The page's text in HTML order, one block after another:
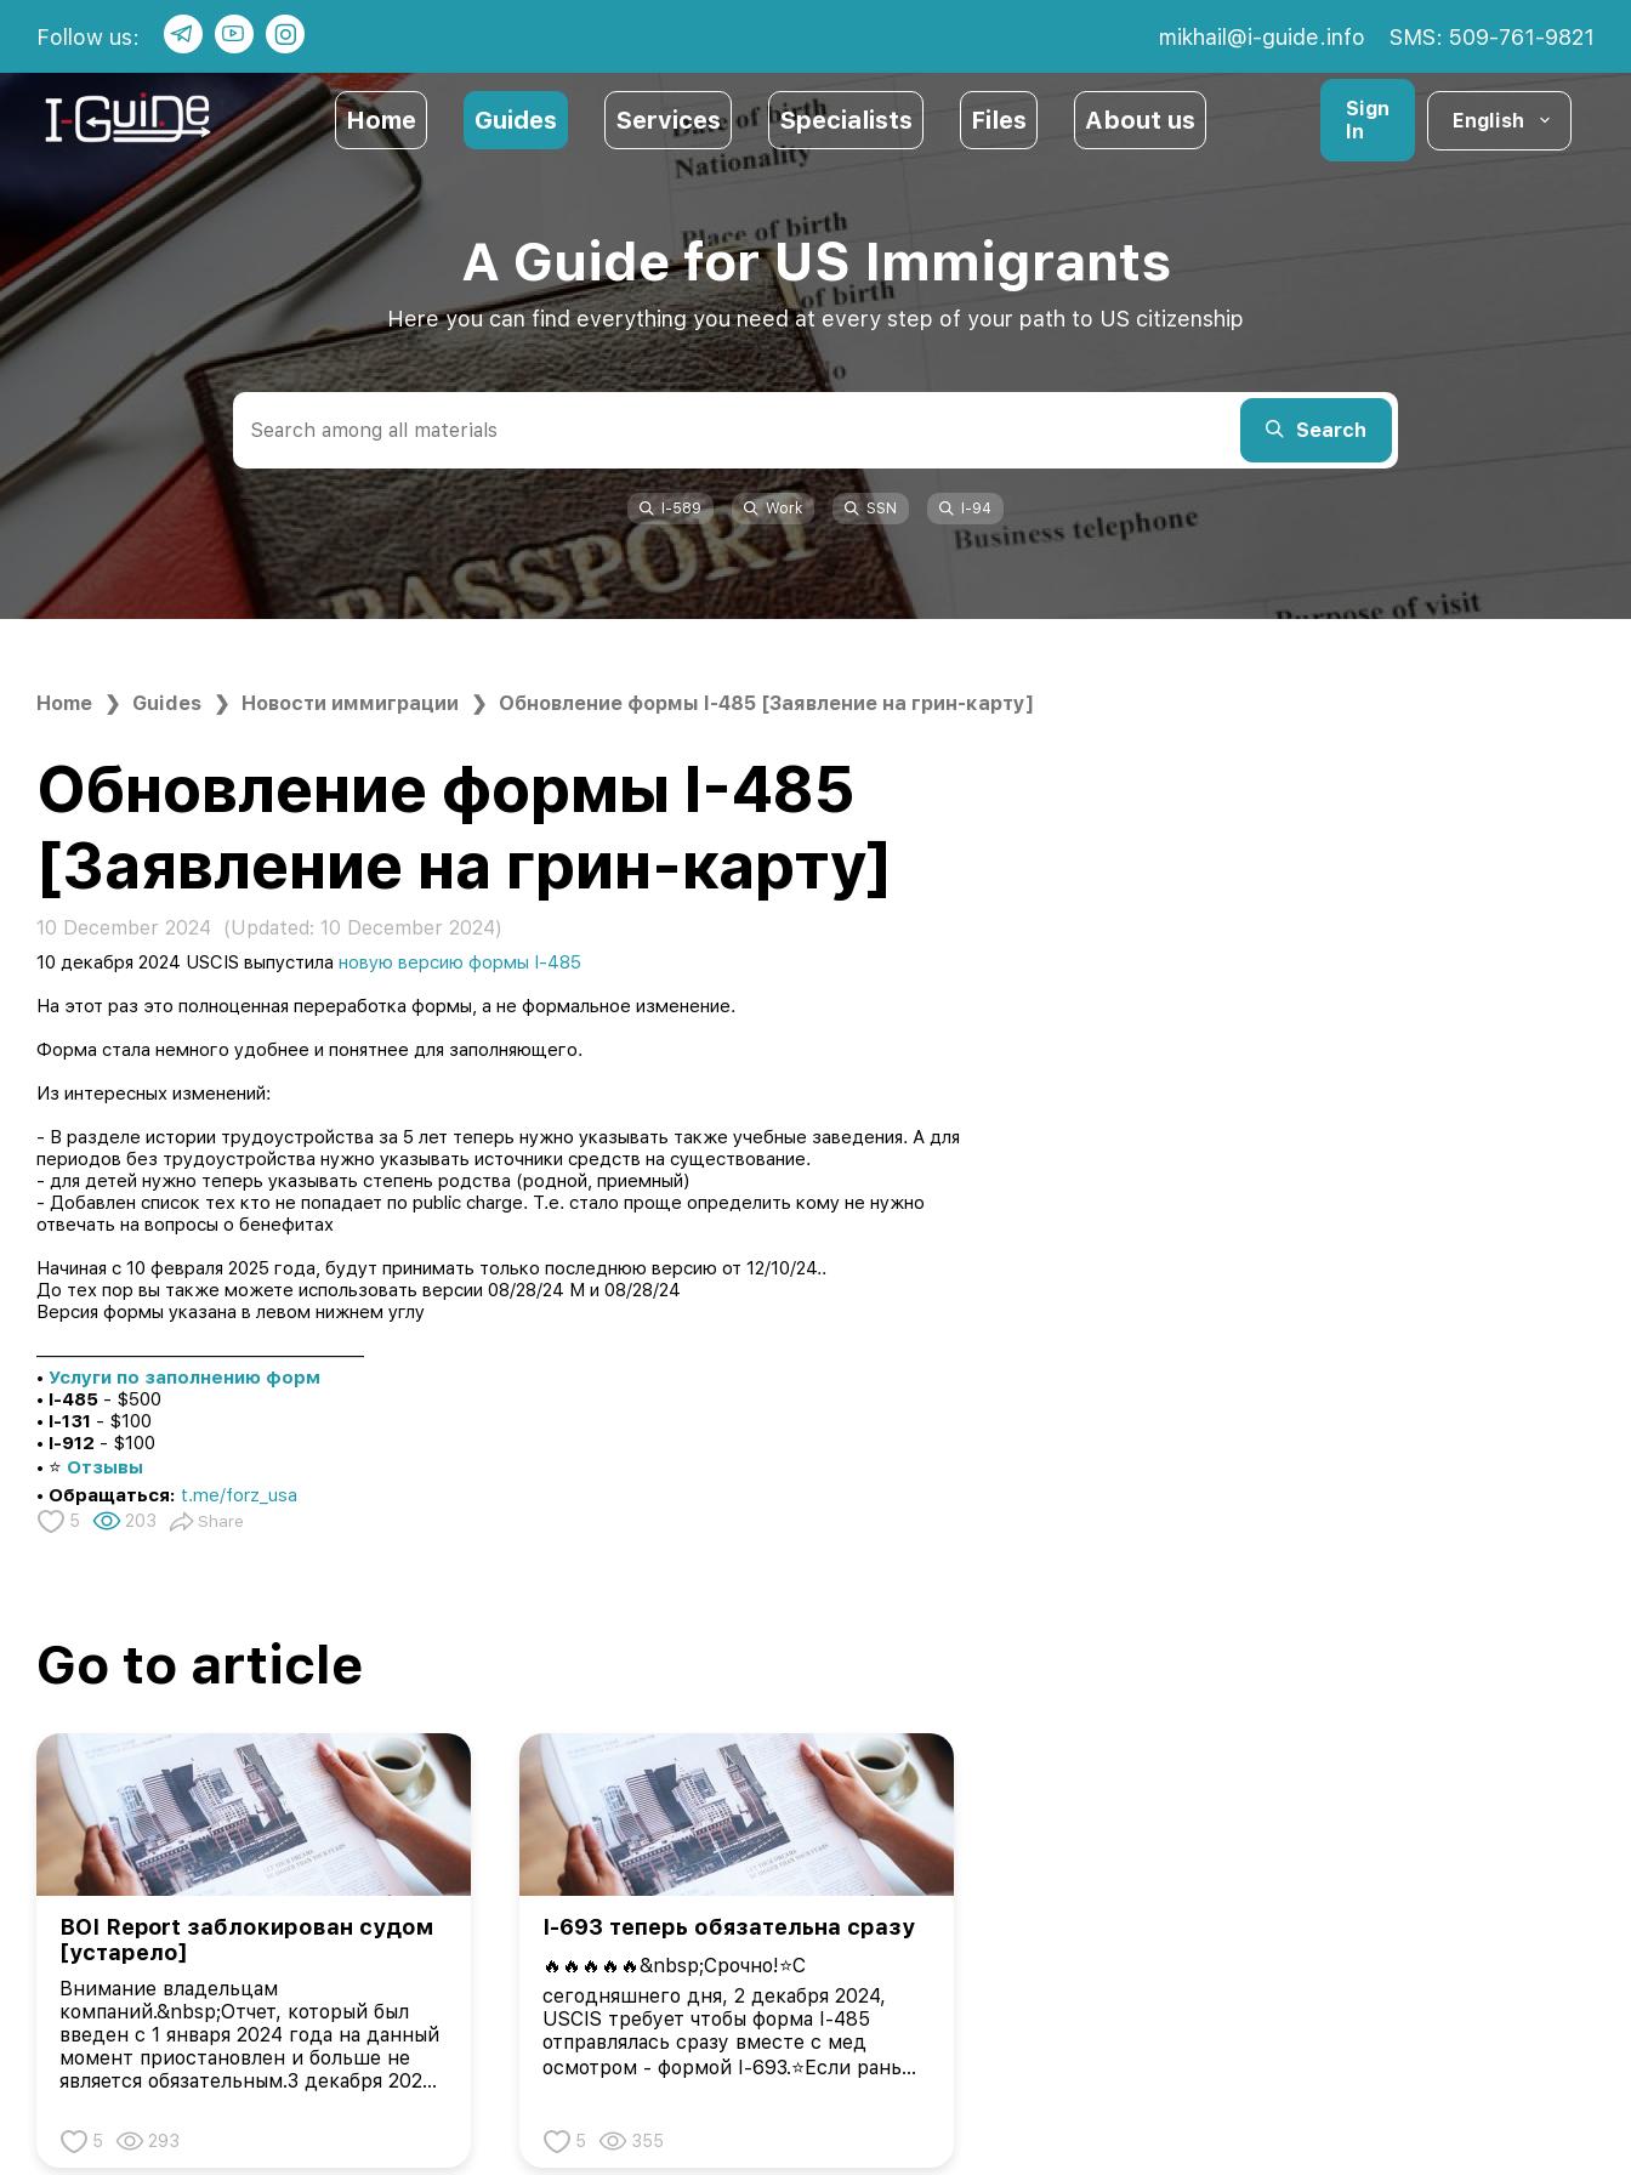
Follow us: mikhail@i-guide.info SMS: 509-761-9821
Home Guides Services Specialists Files About us
Sign
In
English
A Guide for US Immigrants
Here you can find everything you need at every step of your path to US citizenship
Search
I-589 Work SSN I-94
Home Guides Новости иммиграции Обновление формы I-485 [Заявление на грин-карту]
Обновление формы I-485
[Заявление на грин-карту]
10 December 2024 (Updated: 10 December 2024)
10 декабря 2024 USCIS выпустила новую версию формы I-485
На этот раз это полноценная переработка формы, а не формальное изменение.
Форма стала немного удобнее и понятнее для заполняющего.
Из интересных изменений:
- В разделе истории трудоустройства за 5 лет теперь нужно указывать также учебные заведения. А для
периодов без трудоустройства нужно указывать источники средств на существование.
- для детей нужно теперь указывать степень родства (родной, приемный)
- Добавлен список тех кто не попадает по public charge. Т.е. стало проще определить кому не нужно
отвечать на вопросы о бенефитах
Начиная с 10 февраля 2025 года, будут принимать только последнюю версию от 12/10/24..
До тех пор вы также можете использовать версии 08/28/24 M и 08/28/24
Версия формы указана в левом нижнем углу
——————————————————
• Услуги по заполнению форм
• I-485 - $500
• I-131 - $100
• I-912 - $100
• ⭐️ Отзывы
• Обращаться: t.me/forz_usa
5 203 Share
Go to article
BOI Report заблокирован судом
[устарело]
Внимание владельцам
компаний.&nbsp;Отчет, который был
введен с 1 января 2024 года на данный
момент приостановлен и больше не
является обязательным.3 декабря 2024
округа Техаса вынес постановление о
временном запрете на исполнение
5 293
I-693 теперь обязательна сразу
🔥🔥🔥🔥🔥&nbsp;Срочно!⭐️С
сегодняшнего дня, 2 декабря 2024,
USCIS требует чтобы форма I-485
отправлялась сразу вместе с мед
осмотром - формой I-693.⭐️Если раньше
то сейчас они могут отклонить I-485,
5 355